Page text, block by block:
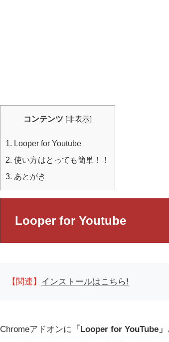
コンテンツ [非表示]
1. Looper for Youtube
2. 使い方はとっても簡単！！
3. あとがき
Looper for Youtube
【関連】 インストールはこちら!
Chromeアドオンに 「Looper for YouTube」